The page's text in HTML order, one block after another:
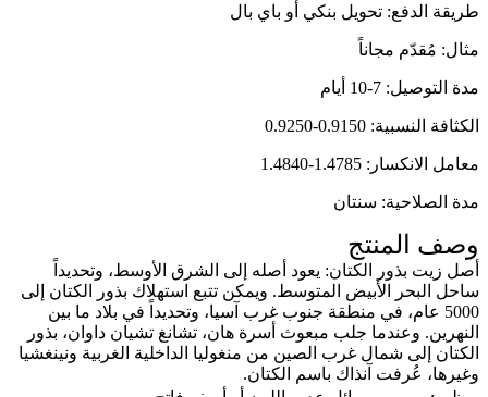
طريقة الدفع: تحويل بنكي أو باي بال
مثال: مُقدّم مجاناً
مدة التوصيل: 7-10 أيام
الكثافة النسبية: 0.9150-0.9250
معامل الانكسار: 1.4785-1.4840
مدة الصلاحية: سنتان
وصف المنتج
أصل زيت بذور الكتان: يعود أصله إلى الشرق الأوسط، وتحديداً
ساحل البحر الأبيض المتوسط. ويمكن تتبع استهلاك بذور الكتان إلى
5000 عام، في منطقة جنوب غرب آسيا، وتحديداً في بلاد ما بين
النهرين. وعندما جلب مبعوث أسرة هان، تشانغ تشيان داوان، بذور
الكتان إلى شمال غرب الصين من منغوليا الداخلية الغربية ونينغشيا
وغيرها، عُرفت آنذاك باسم الكتان.